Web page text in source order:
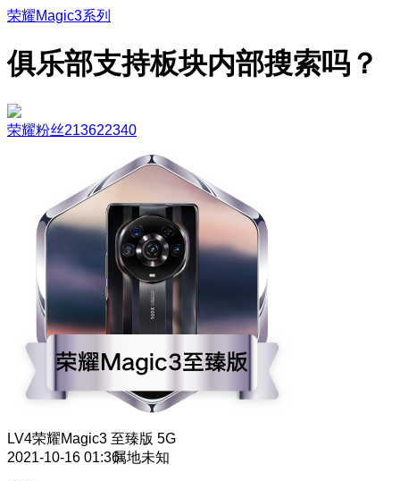
荣耀Magic3系列
俱乐部支持板块内部搜索吗？
荣耀粉丝213622340
LV4荣耀Magic3 至臻版 5G
2021-10-16 01:36属地未知